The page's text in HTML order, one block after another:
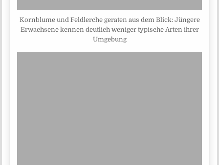
Kornblume und Feldlerche geraten aus dem Blick: Jüngere
Erwachsene kennen deutlich weniger typische Arten ihrer
Umgebung